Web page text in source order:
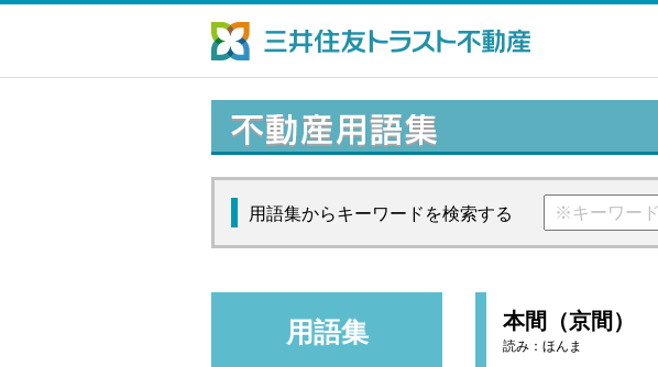
用語集からキーワードを検索する
用語集 本間（京間）
読み： ほんま